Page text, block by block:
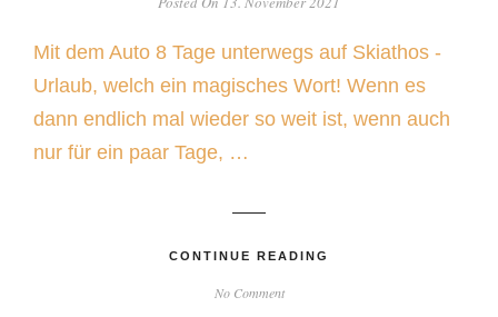
Mit dem Auto 8 Tage unterwegs auf Skiathos -
Urlaub, welch ein magisches Wort! Wenn es
dann endlich mal wieder so weit ist, wenn auch
nur für ein paar Tage, …
CONTINUE READING
No Comment